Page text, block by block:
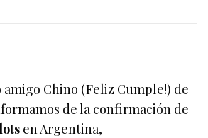
amigo Chino (Feliz Cumple!) de
de la confirmación de
en Argentina,